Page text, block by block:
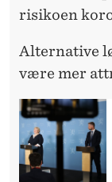
risikoen
Alternative
være mer